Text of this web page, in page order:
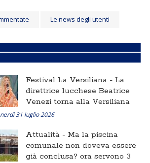
Le news degli utenti
Festival La Versiliana - La
direttrice lucchese Beatrice
Venezi torna alla Versiliana
31 luglio 2026
Attualità - Ma la piscina
comunale non doveva essere
già conclusa? ora servono 3